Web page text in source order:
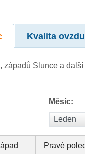
Kvalita
Slunce a
Měsíc:
Pravé